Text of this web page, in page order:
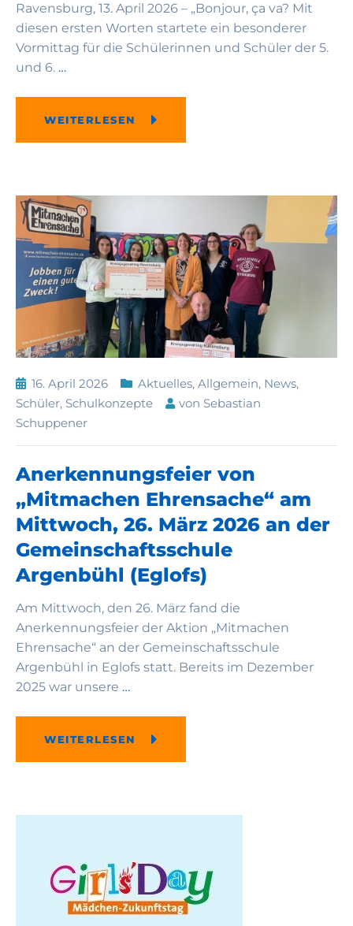
Ravensburg, 13. April 2026 – „Bonjour, ça va? Mit
diesen ersten Worten startete ein besonderer
Vormittag für die Schülerinnen und Schüler der 5.
und 6. …
WEITERLESEN
16. April 2026 Aktuelles, Allgemein, News,
Schüler, Schulkonzepte von Sebastian
Schuppener
Anerkennungsfeier von
„Mitmachen Ehrensache“ am
Mittwoch, 26. März 2026 an der
Gemeinschaftsschule
Argenbühl (Eglofs)
Am Mittwoch, den 26. März fand die
Anerkennungsfeier der Aktion „Mitmachen
Ehrensache“ an der Gemeinschaftsschule
Argenbühl in Eglofs statt. Bereits im Dezember
2025 war unsere …
WEITERLESEN